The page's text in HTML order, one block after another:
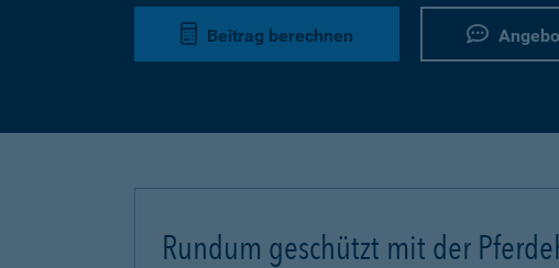
Beitrag berechnen
Rundum geschützt mit der